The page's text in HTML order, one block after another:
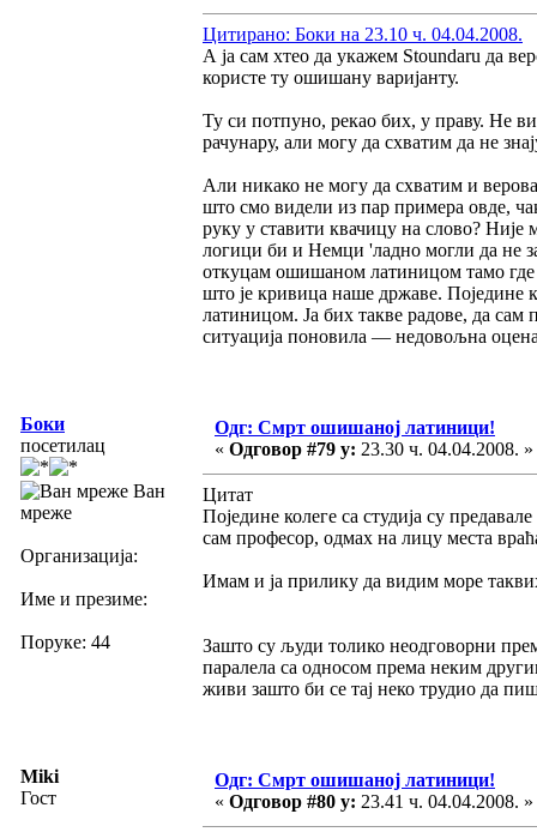
Цитирано: Боки на 23.10 ч. 04.04.2008.
А ја сам хтео да укажем Stoundaru да
користе ту ошишану варијанту.
Ту си потпуно, рекао бих, у праву. Не
рачунару, али могу да схватим да не
Али никако не могу да схватим и
што смо видели из пар примера овде,
руку у ставити квачицу на слово?
логици би и Немци 'ладно могли да не
откуцам ошишаном латиницом тамо где
што је кривица наше државе. Поједине
латиницом. Ја бих такве радове, да сам
ситуација поновила — недовољна
Боки
посетилац
Ван
мреже
Организација:
Име и презиме:
Поруке: 44
Одг: Смрт ошишаној латиници!
« Одговор #79 у: 23.30 ч. 04.04.2008. »
Цитат
Поједине колеге са студија су
сам професор, одмах на лицу места
Имам и ја прилику да видим море
Зашто су људи толико неодговорни
паралела са односом према неким
живи зашто би се тај неко трудио да
Miki
Гост
Одг: Смрт ошишаној латиници!
« Одговор #80 у: 23.41 ч. 04.04.2008. »